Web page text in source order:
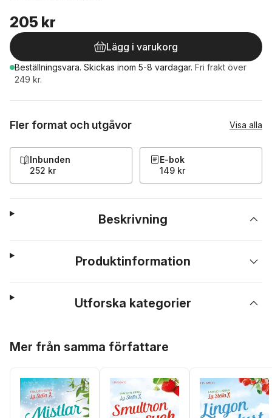
205 kr
Lägg i varukorg
Beställningsvara. Skickas inom 5-8 vardagar. Fri frakt över
249 kr.
Fler format och utgåvor Visa alla
Inbunden
252 kr
E-bok
149 kr
Beskrivning
Produktinformation
Utforska kategorier
Mer från samma författare